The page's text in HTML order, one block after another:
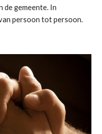
de gemeente. In
persoon tot persoon.